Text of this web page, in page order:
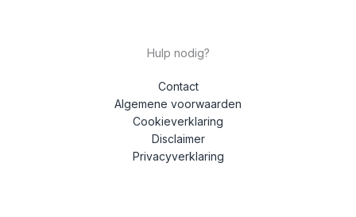
Hulp nodig?
Contact
Algemene voorwaarden
Cookieverklaring
Disclaimer
Privacyverklaring